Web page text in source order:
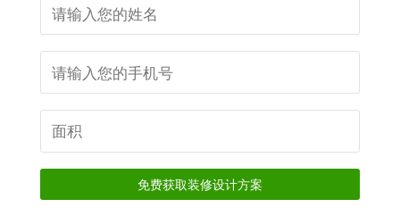
免费获取装修设计方案